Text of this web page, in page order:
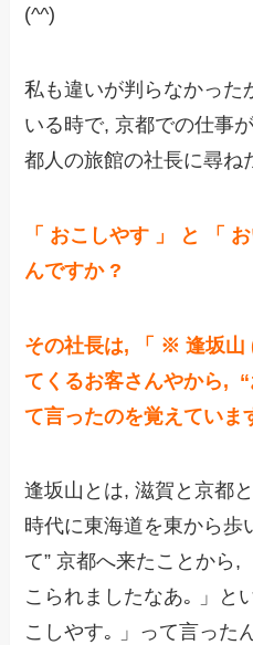
(^^)
私も違いが判らなかった
いる時で, 京都での仕事
都人の旅館の社長に尋ね
「 おこしやす 」 と 「
んですか ?
その社長は, 「 ※ 逢坂山
てくるお客さんやから,
て言ったのを覚えていま
逢坂山とは, 滋賀と京都
時代に東海道を東から歩
て” 京都へ来たことから,
こられましたなあ｡ 」と
こしやす｡ 」って言った